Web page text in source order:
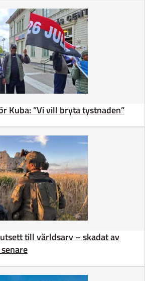
Kuba: ”Vi vill bryta tystnaden”
till världsarv – skadat av